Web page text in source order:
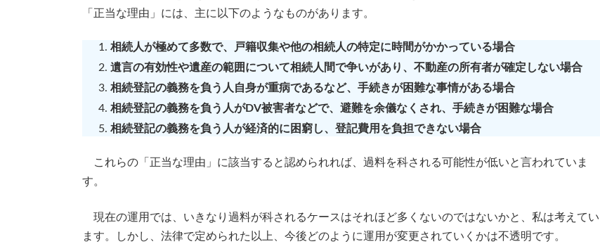
「正当な理由」には、主に以下のようなものがあります。
相続人が極めて多数で、戸籍収集や他の相続人の特定に時間がかかっている場合
遺言の有効性や遺産の範囲について相続人間で争いがあり、不動産の所有者が確定しない場合
相続登記の義務を負う人自身が重病であるなど、手続きが困難な事情がある場合
相続登記の義務を負う人がDV被害者などで、避難を余儀なくされ、手続きが困難な場合
相続登記の義務を負う人が経済的に困窮し、登記費用を負担できない場合
これらの「正当な理由」に該当すると認められれば、過料を科される可能性が低いと言われていま
す。
現在の運用では、いきなり過料が科されるケースはそれほど多くないのではないかと、私は考えてい
ます。しかし、法律で定められた以上、今後どのように運用が変更されていくかは不透明です。